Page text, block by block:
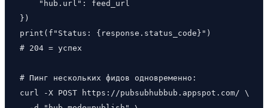
    "hub.url": feed_url
})
print(f"Status: {response.status_code}")
# 204 = успех
# Пинг нескольких фидов одновременно:
curl -X POST https://pubsubhubbub.appspot.com/ \